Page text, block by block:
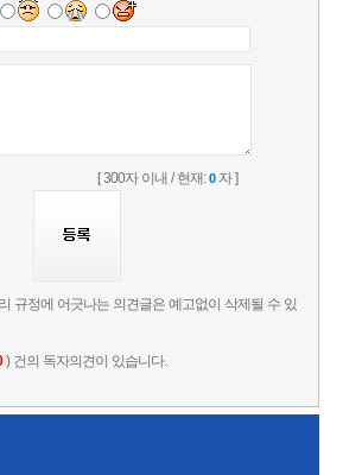
[ 300자 이내 / 현재:0자 ]
규정에 어긋나는 의견글은 예고없이 삭제될 수 있
) 건의 독자의견이 있습니다.